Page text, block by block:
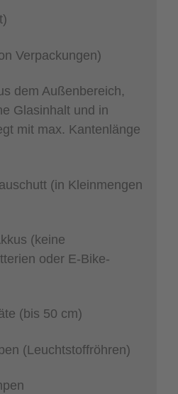
Verpackungen)
dem Außenbereich,
Glasinhalt und in
mit max. Kantenlänge
(in Kleinmengen
(keine
oder E-Bike-
(bis 50 cm)
(Leuchtstoffröhren)